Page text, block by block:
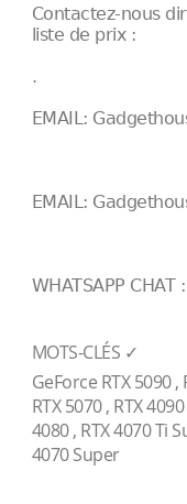
Contactez-nous
liste de prix :
.
EMAIL:
EMAIL:
WHATSAPP
MOTS-CLÉS ✓
GeForce RTX 5090 ,
RTX 5070 , RTX
4080 , RTX 4070 Ti
4070 Super